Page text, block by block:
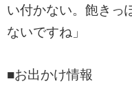
い付かない。飽きっ
ないですね」
■お出かけ情報